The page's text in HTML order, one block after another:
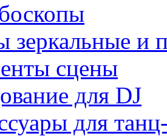
и
сцены
для DJ
для